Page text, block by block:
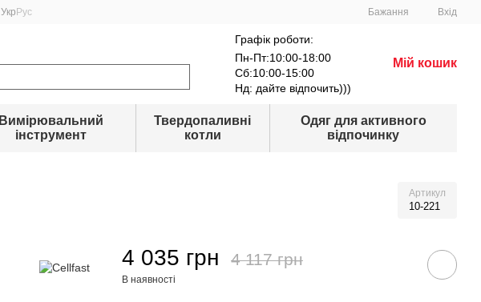
Укр Рус Бажання Вхід
Графік роботи:
Пн-Пт:10:00-18:00
Сб:10:00-15:00
Нд: дайте відпочить)))
Мій кошик
Вимірювальний
інструмент
Твердопаливні
котли
Одяг для активного
відпочинку
Артикул
10-221
4 035 грн 4 117 грн
В наявності